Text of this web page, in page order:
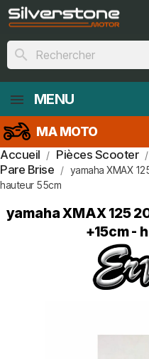
search
MENU
MA MOTO
Accueil Pièces Scooter
Pare Brise
yamaha XMAX
hauteur 55cm
yamaha XMAX 125
+15cm -